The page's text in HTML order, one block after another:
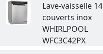
Lave-vaisselle 14
couverts inox
WHIRLPOOL
WFC3C42PX